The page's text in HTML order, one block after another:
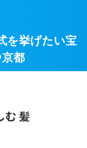
を挙げたい宝
都
む 髪